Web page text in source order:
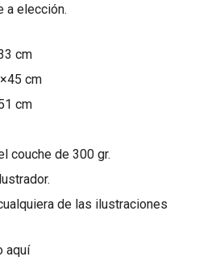
a elección.
cm
cm
cm
couche de 300 gr.
de las ilustraciones
aquí